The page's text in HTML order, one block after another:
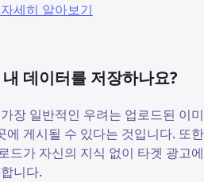
세히 알아보기
데이터를 저장하나요?
장 일반적인 우려는 업로드된 이미
에 게시될 수 있다는 것입니다. 또한
드가 자신의 지식 없이 타겟 광고에
니다.